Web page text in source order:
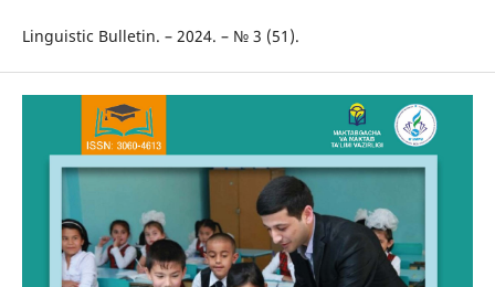
Linguistic Bulletin. – 2024. – № 3 (51).